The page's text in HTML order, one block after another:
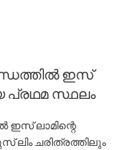
ഇസ്
പ്രഥമ സ്ഥലം
ഇസ് ലാമിന്റെ
ലിം ചരിത്രത്തിലും